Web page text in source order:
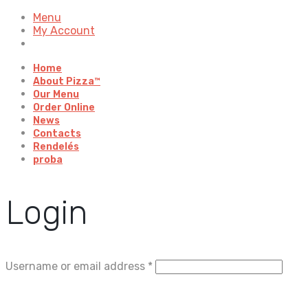
Menu
My Account
Home
About Pizza™
Our Menu
Order Online
News
Contacts
Rendelés
proba
Login
Username or email address *